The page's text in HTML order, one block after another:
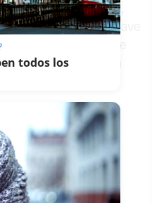
Juan José Padilla
el otro en la grave
del Pilar en octubre
se puede ver en la
que aparece
todos los